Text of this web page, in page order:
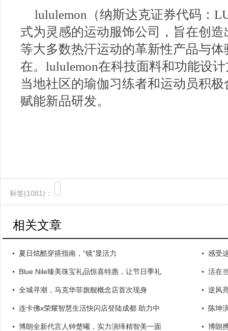
lululemon（纳斯达克证券代码：
式为灵感的运动服饰公司，旨在创
等大多数热汗运动的革新性产品与
在。lululemon在科技面料和功能设
当地社区的瑜伽习练者和运动员积
赋能新品研发。
标签(1081)：
相关文章
夏日炫酷穿搭指南，“镜”显活力 感受
Blue Nile臻美珠宝礼品惊喜特惠，让节日季礼 活在
全城寻潮，马克华菲旗舰概念店首次现身 逆风
连卡佛x荣耀智慧生活快闪店登陆成都 助力中 陈坤
博朗全新代言人钟楚曦，实力演绎精智美一面 博朗